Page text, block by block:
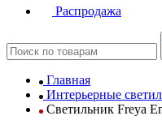
Распродажа
Главная
Интерьерные
Светильник Freya